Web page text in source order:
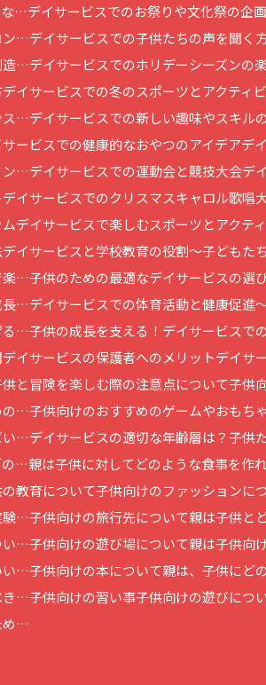
な…デイサービスでのお祭りや文化祭の企
ン…デイサービスでの子供たちの声を聞く
造…デイサービスでのホリデーシーズンの
デイサービスでの冬のスポーツとアクティ
ス…デイサービスでの新しい趣味やスキル
ービスでの健康的なおやつのアイデアデ
ン…デイサービスでの運動会と競技大会デ
デイサービスでのクリスマスキャロル歌唱
デイサービスで楽しむスポーツとアクテ
デイサービスと学校教育の役割～子どもた
楽…子供のための最適なデイサービスの選
長…デイサービスでの体育活動と健康促進
る…子供の成長を支える！デイサービスで
デイサービスの保護者へのメリットデイサ
と冒険を楽しむ際の注意点について子供
の…子供向けのおすすめのゲームやおもち
い…デイサービスの適切な年齢層は？子供
の…親は子供に対してどのような食事を作
教育について子供向けのファッションに
験…子供向けの旅行先について親は子供と
い…子供向けの遊び場について親は子供向
い…子供向けの本について親は、子供にど
き…子供向けの習い事子供向けの遊びにつ
め…